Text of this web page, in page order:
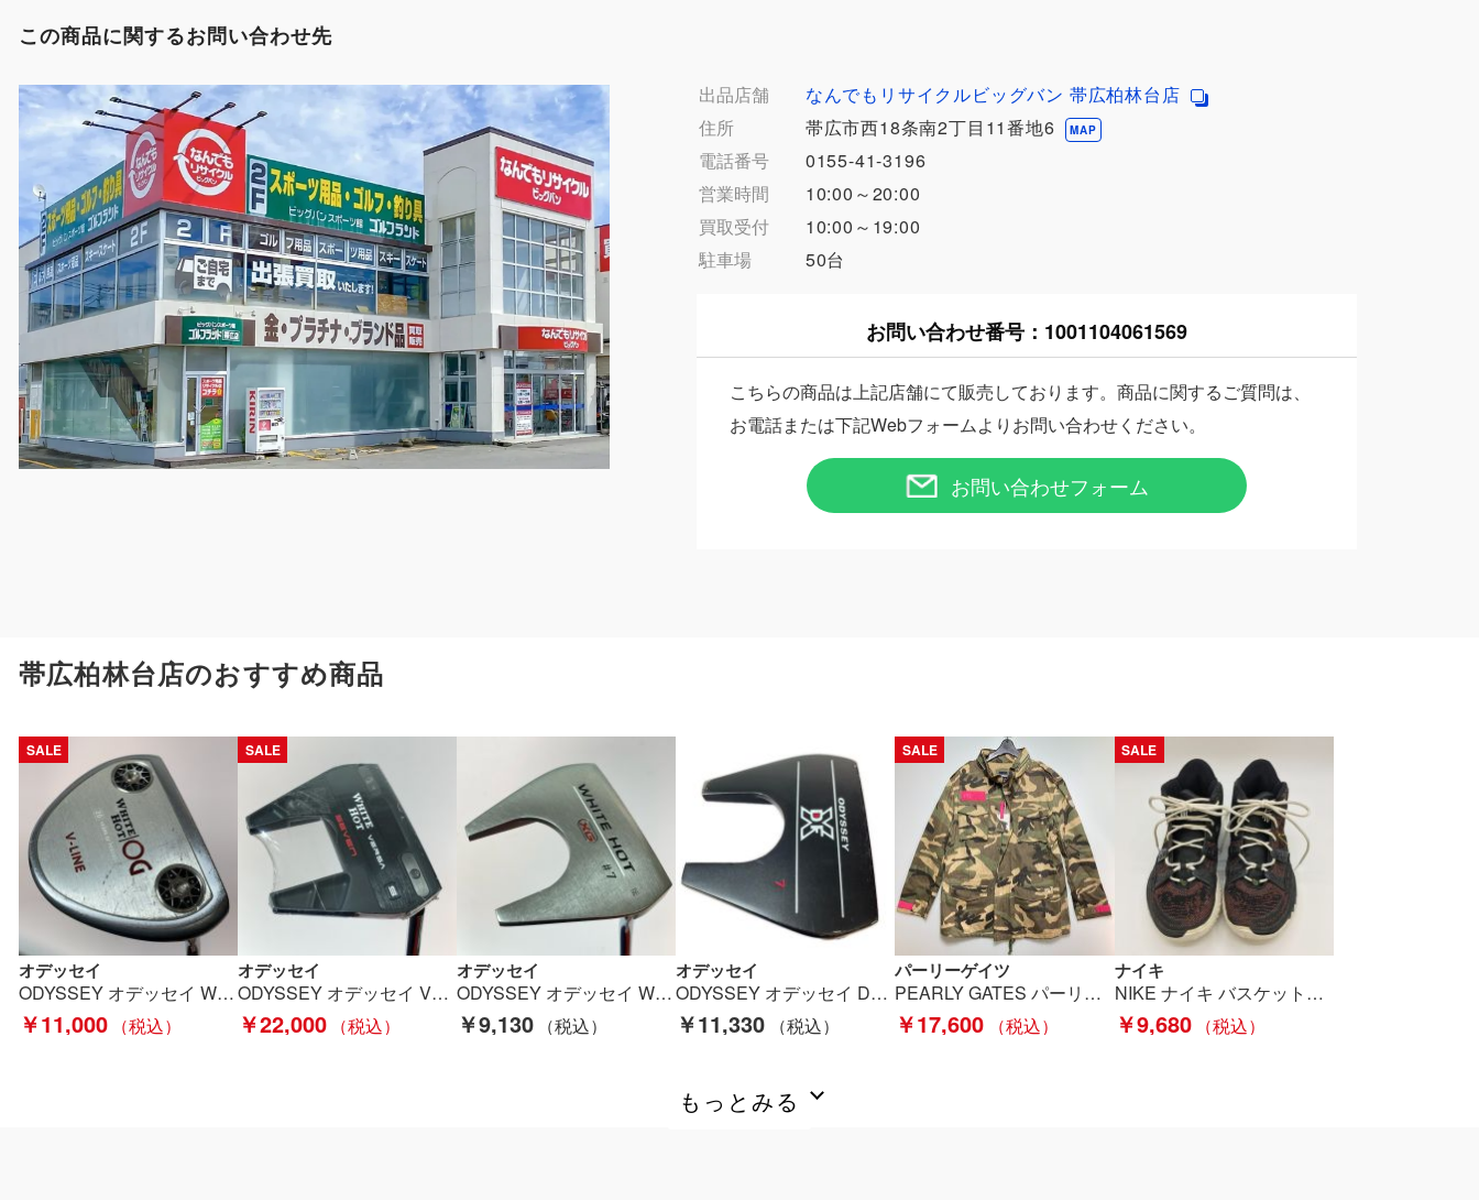
この商品に関するお問い合わせ先
出品店舗
なんでもリサイクルビッグバン 帯広柏林台店
住所
帯広市西18条南2丁目11番地6 MAP
電話番号
0155-41-3196
営業時間
10:00～20:00
買取受付
10:00～19:00
駐車場
50台
お問い合わせ番号： 1001104061569
こちらの商品は上記店舗にて販売しております。商品に関するご質問は、
お電話または下記Webフォームよりお問い合わせください。
お問い合わせフォーム
帯広柏林台店のおすすめ商品
SALE
オデッセイ
ODYSSEY オデッセイ WHITE HOT OG V-LINE パター 33インチ ソケット無し Cランク
￥11,000
SALE
オデッセイ
ODYSSEY オデッセイ VERSA SEVEN S パター 33インチ カバー付 Aランク
￥22,000
オデッセイ
ODYSSEY オデッセイ WHITE HOT ホワイトホット XG #7 パター 33インチ Cランク
￥9,130
オデッセイ
ODYSSEY オデッセイ DFX ＃7 パター 34インチ Cランク
￥11,330
SALE
パーリーゲイツ
PEARLY GATES パーリーゲイツ 迷彩 カモ柄 ジャケット サイズ2 レディース Aランク
￥17,600
SALE
ナイキ
NIKE ナイキ バスケットボールシューズ スニーカー KYRIE 7 EP Roswell Rayguns カイリー レイガンズ CQ9327-003 SIZE 28cm Cランク
￥9,680
もっとみる